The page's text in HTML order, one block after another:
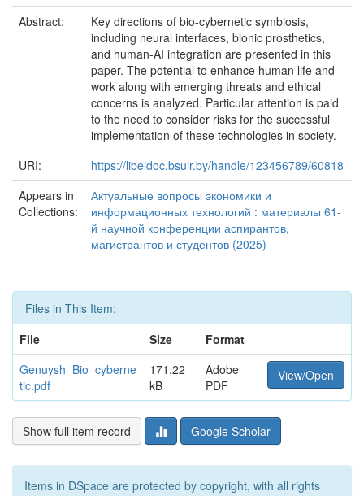
Abstract:
Key directions of bio-cybernetic symbiosis,
including neural interfaces, bionic prosthetics,
and human-AI integration are presented in this
paper. The potential to enhance human life and
work along with emerging threats and ethical
concerns is analyzed. Particular attention is paid
to the need to consider risks for the successful
implementation of these technologies in society.
URI:
https://libeldoc.bsuir.by/handle/123456789/60818
Appears in
Collections:
Актуальные вопросы экономики и
информационных технологий : материалы 61-
й научной конференции аспирантов,
магистрантов и студентов (2025)
Files in This Item:
File
Size
Format
Genuysh_Bio_cyberne
tic.pdf
171.22
kB
Adobe
PDF
View/Open
Show full item record Google Scholar
Items in DSpace are protected by copyright, with all rights